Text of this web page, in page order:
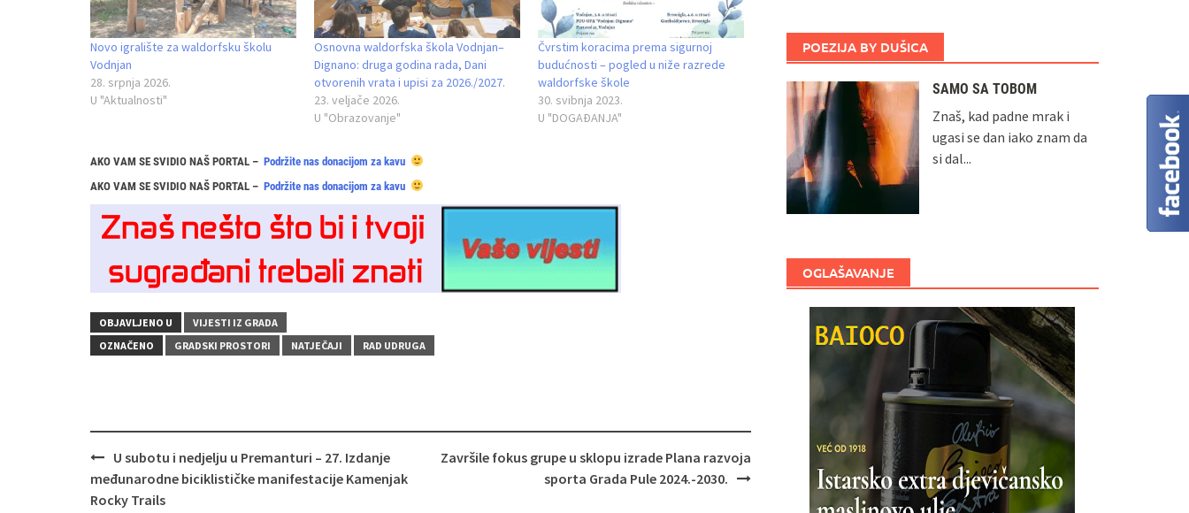
Novo igralište za waldorfsku školu
Vodnjan
28. srpnja 2026.
U "Aktualnosti"
Osnovna waldorfska škola Vodnjan–
Dignano: druga godina rada, Dani
otvorenih vrata i upisi za 2026./2027.
23. veljače 2026.
U "Obrazovanje"
Čvrstim koracima prema sigurnoj
budućnosti – pogled u niže razrede
waldorfske škole
30. svibnja 2023.
U "DOGAĐANJA"
AKO VAM SE SVIDIO NAŠ PORTAL – Podržite nas donacijom za kavu
AKO VAM SE SVIDIO NAŠ PORTAL – Podržite nas donacijom za kavu
OBJAVLJENO U
VIJESTI IZ GRADA
OZNAČENO
GRADSKI PROSTORI NATJEČAJI RAD UDRUGA
Navigacija
objava
U subotu i nedjelju u Premanturi – 27. Izdanje
međunarodne biciklističke manifestacije Kamenjak
Rocky Trails
Završile fokus grupe u sklopu izrade Plana razvoja
sporta Grada Pule 2024.-2030.
POEZIJA BY DUŠICA
SAMO SA TOBOM
Znaš, kad padne mrak i
ugasi se dan iako znam da
si dal...
OGLAŠAVANJE